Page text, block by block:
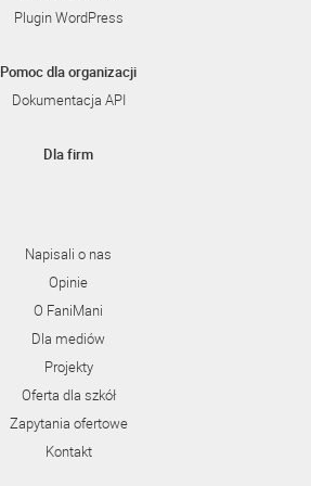
Plugin WordPress
Pomoc dla organizacji
Dokumentacja API
Dla firm
Napisali o nas
Opinie
O FaniMani
Dla mediów
Projekty
Oferta dla szkół
Zapytania ofertowe
Kontakt